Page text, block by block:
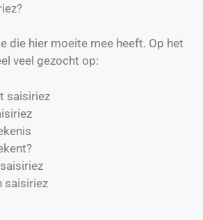
die hier moeite mee heeft. Op het
veel gezocht op:
saisiriez
saisiriez
saisiriez